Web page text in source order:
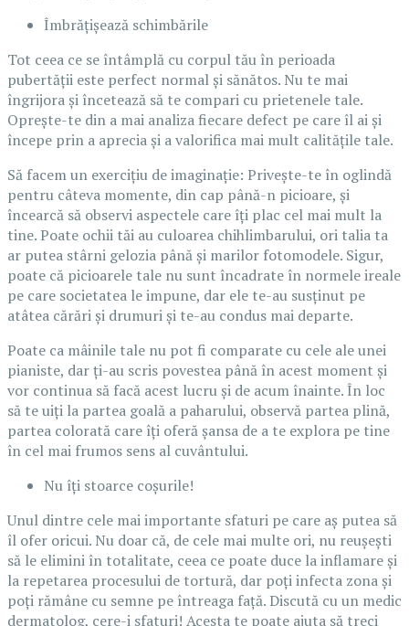
Îmbrățișează schimbările
Tot ceea ce se întâmplă cu corpul tău în perioada
pubertății este perfect normal și sănătos. Nu te mai
îngrijora și încetează să te compari cu prietenele tale.
Oprește-te din a mai analiza fiecare defect pe care îl ai și
începe prin a aprecia și a valorifica mai mult calitățile tale.
Să facem un exercițiu de imaginație: Privește-te în oglindă
pentru câteva momente, din cap până-n picioare, și
încearcă să observi aspectele care îți plac cel mai mult la
tine. Poate ochii tăi au culoarea chihlimbarului, ori talia ta
ar putea stârni gelozia până și marilor fotomodele. Sigur,
poate că picioarele tale nu sunt încadrate în normele ireale
pe care societatea le impune, dar ele te-au susținut pe
atâtea cărări și drumuri și te-au condus mai departe.
Poate ca mâinile tale nu pot fi comparate cu cele ale unei
pianiste, dar ți-au scris povestea până în acest moment și
vor continua să facă acest lucru și de acum înainte. În loc
să te uiți la partea goală a paharului, observă partea plină,
partea colorată care îți oferă șansa de a te explora pe tine
în cel mai frumos sens al cuvântului.
Nu îți stoarce coșurile!
Unul dintre cele mai importante sfaturi pe care aș putea să
îl ofer oricui. Nu doar că, de cele mai multe ori, nu reușești
să le elimini în totalitate, ceea ce poate duce la inflamare și
la repetarea procesului de tortură, dar poți infecta zona și
poți rămâne cu semne pe întreaga față. Discută cu un medic
dermatolog, cere-i sfaturi! Acesta te poate ajuta să treci